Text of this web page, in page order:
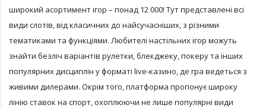
широкий асортимент ігор – понад 12 000! Тут представлені всі
види слотів, від класичних до найсучасніших, з різними
тематиками та функціями. Любителі настільних ігор можуть
знайти безліч варіантів рулетки, блекджеку, покеру та інших
популярних дисциплін у форматі live-казино, де гра ведеться з
живими дилерами. Окрім того, платформа пропонує широку
лінію ставок на спорт, охоплюючи не лише популярні види